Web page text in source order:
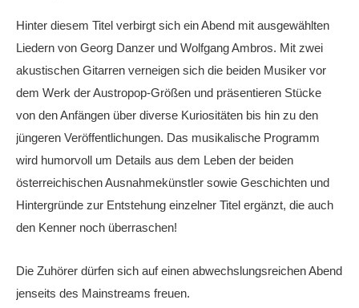
Hinter diesem Titel verbirgt sich ein Abend mit ausgewählten
Liedern von Georg Danzer und Wolfgang Ambros. Mit zwei
akustischen Gitarren verneigen sich die beiden Musiker vor
dem Werk der Austropop-Größen und präsentieren Stücke
von den Anfängen über diverse Kuriositäten bis hin zu den
jüngeren Veröffentlichungen. Das musikalische Programm
wird humorvoll um Details aus dem Leben der beiden
österreichischen Ausnahmekünstler sowie Geschichten und
Hintergründe zur Entstehung einzelner Titel ergänzt, die auch
den Kenner noch überraschen!
Die Zuhörer dürfen sich auf einen abwechslungsreichen Abend
jenseits des Mainstreams freuen.